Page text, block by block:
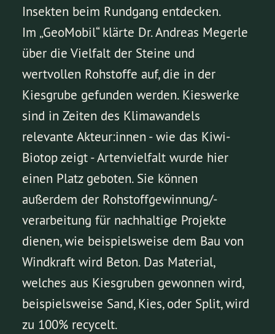
Insekten beim Rundgang entdecken.
Im „GeoMobil“ klärte Dr. Andreas Megerle
über die Vielfalt der Steine und
wertvollen Rohstoffe auf, die in der
Kiesgrube gefunden werden. Kieswerke
sind in Zeiten des Klimawandels
relevante Akteur:innen - wie das Kiwi-
Biotop zeigt - Artenvielfalt wurde hier
einen Platz geboten. Sie können
außerdem der Rohstoffgewinnung/-
verarbeitung für nachhaltige Projekte
dienen, wie beispielsweise dem Bau von
Windkraft wird Beton. Das Material,
welches aus Kiesgruben gewonnen wird,
beispielsweise Sand, Kies, oder Split, wird
zu 100% recycelt.